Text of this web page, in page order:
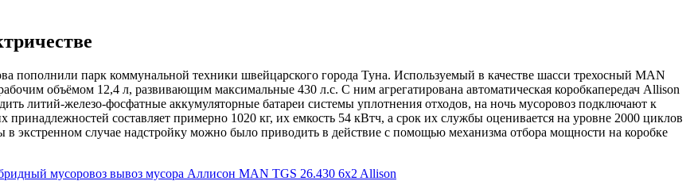
пополнили парк коммунальной техники швейцарского города Туна. Используемый в качестве шасси трехосный MAN
объёмом 12,4 л, развивающим максимальные 430 л.с. С ним агрегатирована автоматическая коробкапередач Allison
литий-железо-фосфатные аккумуляторные батареи системы уплотнения отходов, на ночь мусоровоз подключают к
составляет примерно 1020 кг, их емкость 54 кВтч, а срок их службы оценивается на уровне 2000 циклов
экстренном случае надстройку можно было приводить в действие с помощью механизма отбора мощности на коробке
мусоровоз вывоз мусора Аллисон MAN TGS 26.430 6x2 Allison